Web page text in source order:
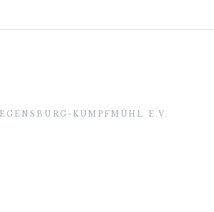
KUMPFMÜHL E.V.